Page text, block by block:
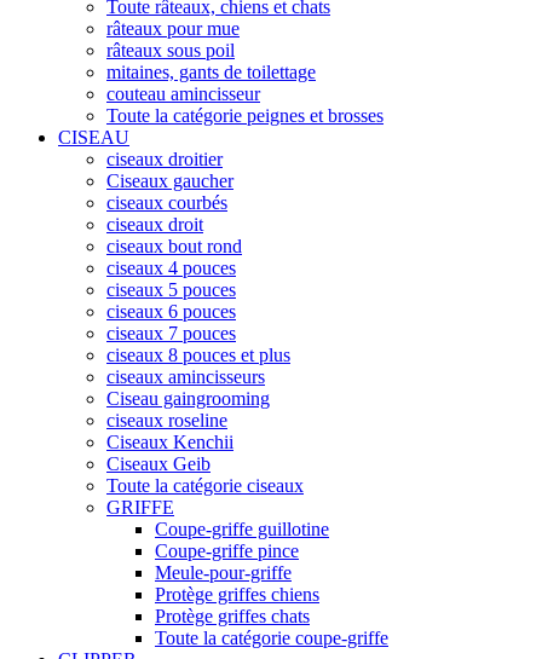
Toute râteaux, chiens et chats
râteaux pour mue
râteaux sous poil
mitaines, gants de toilettage
couteau amincisseur
Toute la catégorie peignes et brosses
CISEAU
ciseaux droitier
Ciseaux gaucher
ciseaux courbés
ciseaux droit
ciseaux bout rond
ciseaux 4 pouces
ciseaux 5 pouces
ciseaux 6 pouces
ciseaux 7 pouces
ciseaux 8 pouces et plus
ciseaux amincisseurs
Ciseau gaingrooming
ciseaux roseline
Ciseaux Kenchii
Ciseaux Geib
Toute la catégorie ciseaux
GRIFFE
Coupe-griffe guillotine
Coupe-griffe pince
Meule-pour-griffe
Protège griffes chiens
Protège griffes chats
Toute la catégorie coupe-griffe